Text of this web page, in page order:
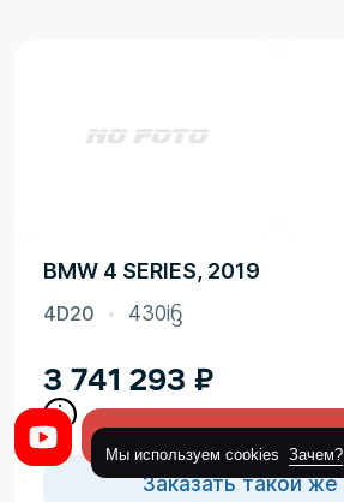
BMW 4 SERIES, 2019
4D20 430iᦌ
3 741 293 ₽
Заказать такой же
Мы используем cookies Зачем?